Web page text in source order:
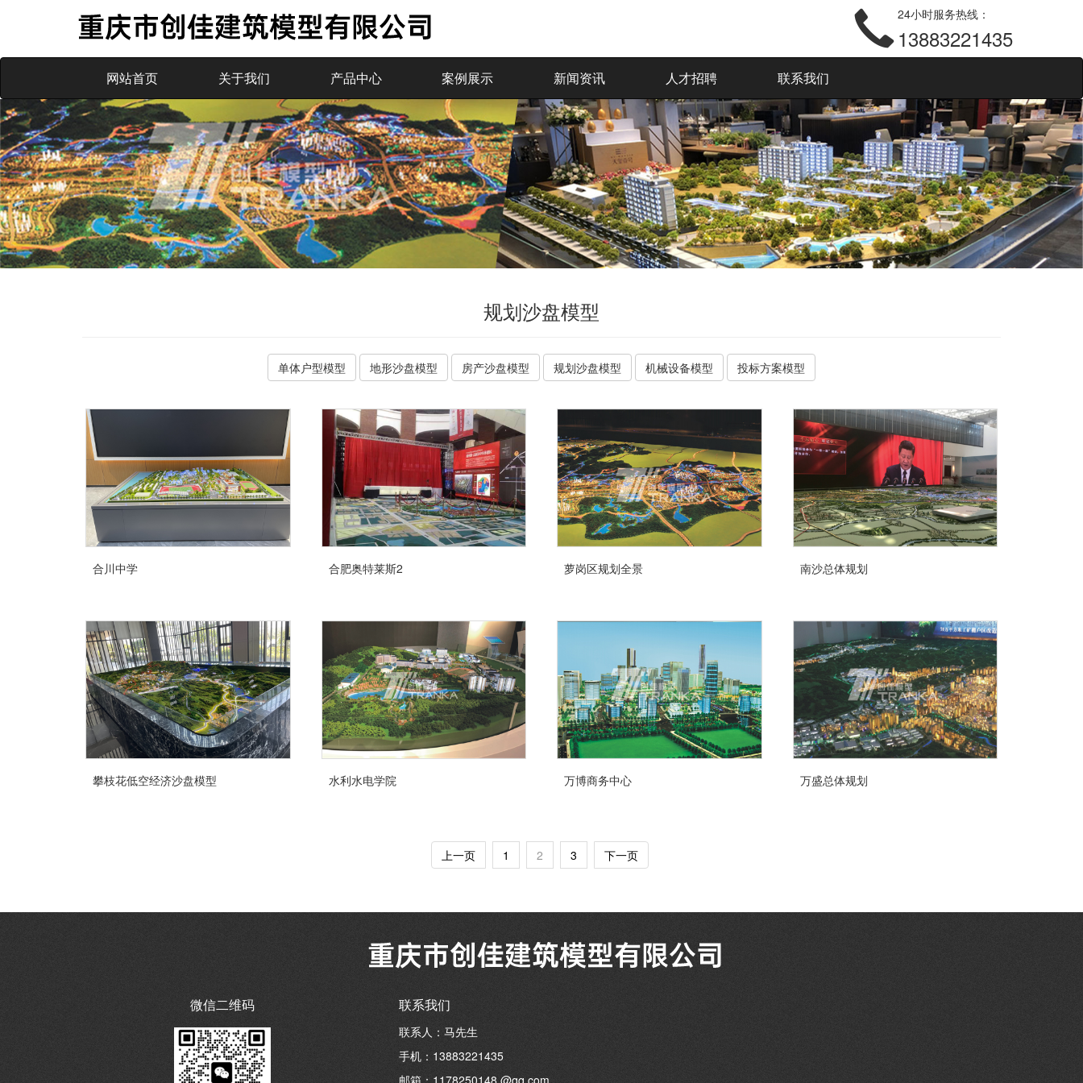
24小时服务热线：
13883221435
网站首页(current) 关于我们(current) 产品中心(current) 案例展示(current) 新闻资讯(current) 人才招聘(current) 联系我们(current)
规划沙盘模型
单体户型模型 地形沙盘模型 房产沙盘模型 规划沙盘模型 机械设备模型 投标方案模型
合川中学 合肥奥特莱斯2 萝岗区规划全景 南沙总体规划
攀枝花低空经济沙盘模型 水利水电学院 万博商务中心 万盛总体规划
上一页 1 2 3 下一页
微信二维码 联系我们
联系人：马先生
手机：13883221435
邮箱：1178250148 @qq.com